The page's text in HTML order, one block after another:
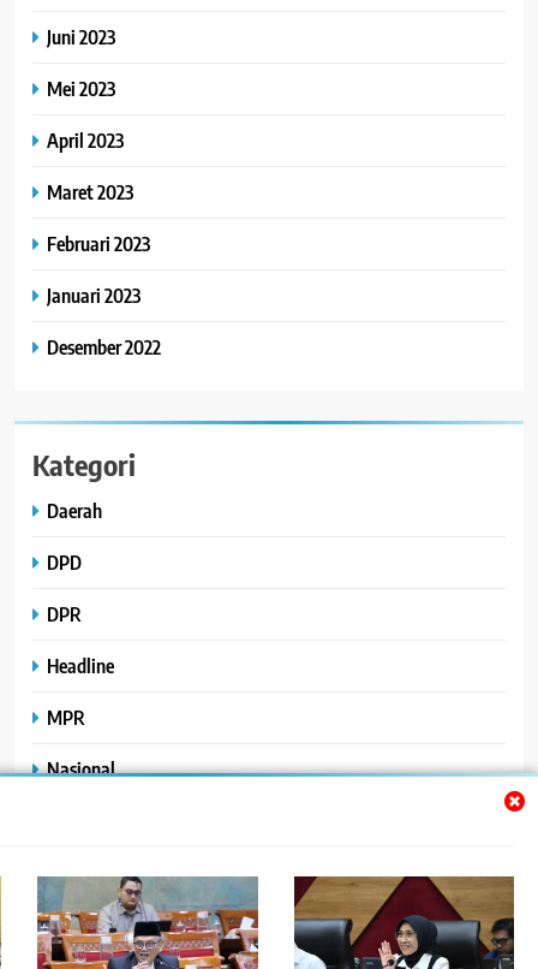
Juni 2023
Mei 2023
April 2023
Maret 2023
Februari 2023
Januari 2023
Desember 2022
Kategori
Daerah
DPD
DPR
Headline
MPR
Nasional
Polhukam
Uncategorized